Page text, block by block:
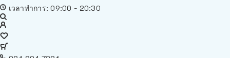
เวลาทำการ: 09:00 - 20:30